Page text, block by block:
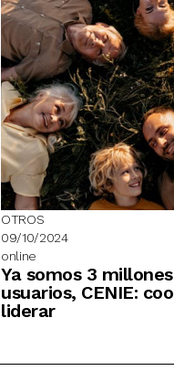
OTROS
09/10/2024
online
Ya somos 3
usuarios, CENIE:
liderar